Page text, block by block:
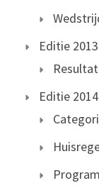
Editie 2013
Editie 2014